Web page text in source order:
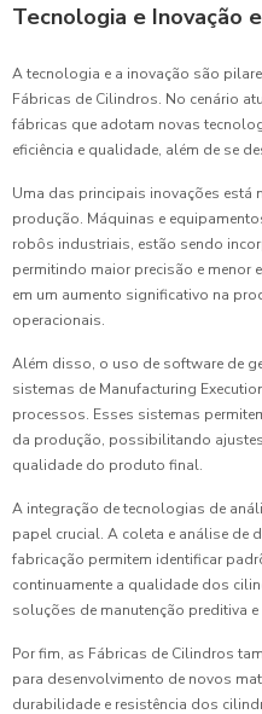
Tecnologia e Inovação
A tecnologia e a inovação são
Fábricas de Cilindros. No cenário
fábricas que adotam novas
eficiência e qualidade, além de se
Uma das principais inovações
produção. Máquinas e
robôs industriais, estão sendo
permitindo maior precisão e menor
em um aumento significativo na
operacionais.
Além disso, o uso de software de
sistemas de Manufacturing
processos. Esses sistemas
da produção, possibilitando
qualidade do produto final.
A integração de tecnologias de
papel crucial. A coleta e análise de
fabricação permitem identificar
continuamente a qualidade dos
soluções de manutenção preditiva
Por fim, as Fábricas de Cilindros
para desenvolvimento de novos
durabilidade e resistência dos